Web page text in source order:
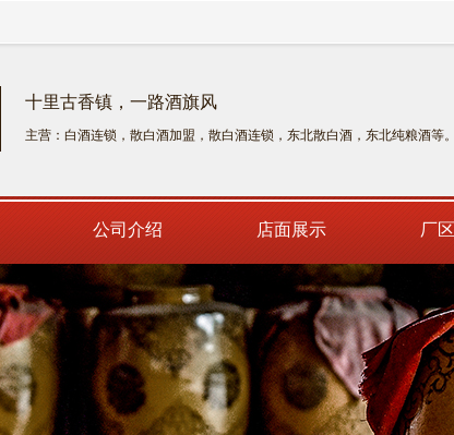
十里古香镇，一路酒旗风
主营：白酒连锁，散白酒加盟，散白酒连锁，东北散白酒，东北纯粮酒等
公司介绍 店面展示 厂